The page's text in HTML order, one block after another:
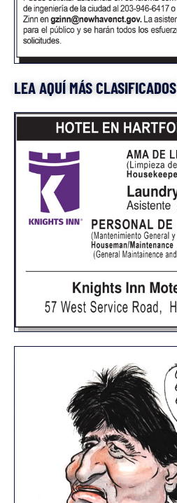
LEA AQUÍ MÁS CLASIFICADOS